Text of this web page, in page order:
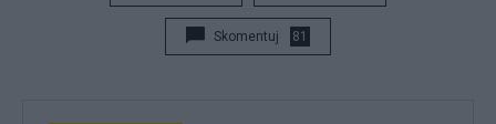
Skomentuj 81